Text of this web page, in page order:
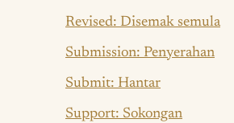
Revised: Disemak semula
Submission: Penyerahan
Submit: Hantar
Support: Sokongan